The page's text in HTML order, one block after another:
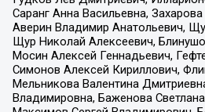
Саранг Анна Васильевна,
Аверин Владимир Анатольевич,
Щур Николай Алексеевич,
Мосин Алексей Геннадьевич,
Симонов Алексей Кириллович,
Мельникова Валентина
Владимировна, Баженова